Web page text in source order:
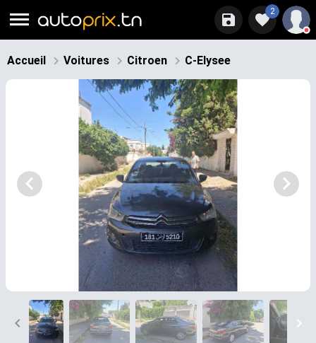
2
Accueil Voitures Citroen C-Elysee